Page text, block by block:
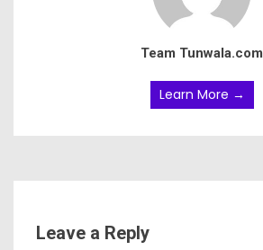
Team Tunwala.com
Learn More →
Leave a Reply